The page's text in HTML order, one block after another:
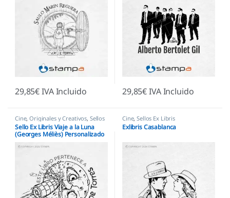
29,85€IVA Incluido 29,85€IVA Incluido
Cine,Originales y Creativos, Sellos
Ex Libris
Sello Ex Libris Viaje a la Luna
(Georges Méliès) Personalizado
Cine,Sellos Ex Libris
Exlibris Casablanca